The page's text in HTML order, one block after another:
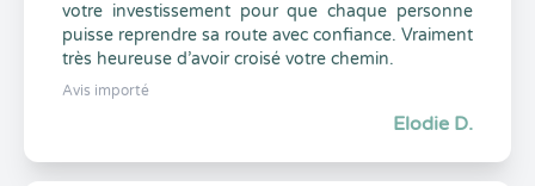
votre investissement pour que chaque personne
puisse reprendre sa route avec confiance. Vraiment
très heureuse d’avoir croisé votre chemin.
Avis importé
Elodie D.